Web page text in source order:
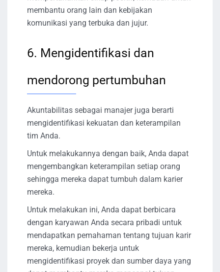
membantu orang lain dan kebijakan
komunikasi yang terbuka dan jujur.
6. Mengidentifikasi dan
mendorong pertumbuhan
Akuntabilitas sebagai manajer juga berarti
mengidentifikasi kekuatan dan keterampilan
tim Anda.
Untuk melakukannya dengan baik, Anda dapat
mengembangkan keterampilan setiap orang
sehingga mereka dapat tumbuh dalam karier
mereka.
Untuk melakukan ini, Anda dapat berbicara
dengan karyawan Anda secara pribadi untuk
mendapatkan pemahaman tentang tujuan karir
mereka, kemudian bekerja untuk
mengidentifikasi proyek dan sumber daya yang